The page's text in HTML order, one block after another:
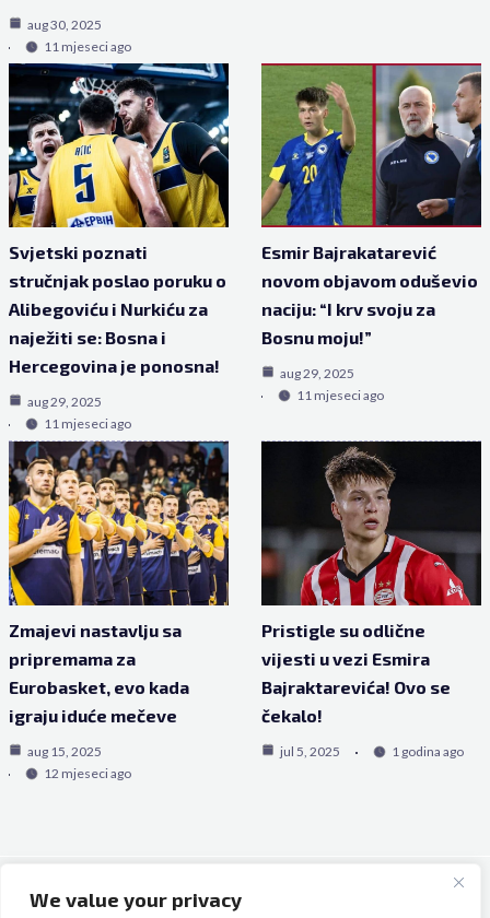
We value your privacy
aug 30, 2025
11 mjeseci ago
Svjetski poznati
stručnjak poslao poruku o
Alibegoviću i Nurkiću za
naježiti se: Bosna i
Hercegovina je ponosna!
aug 29, 2025
11 mjeseci ago
Esmir Bajrakatarević
novom objavom oduševio
naciju: “I krv svoju za
Bosnu moju!”
aug 29, 2025
11 mjeseci ago
Zmajevi nastavlju sa
pripremama za
Eurobasket, evo kada
igraju iduće mečeve
aug 15, 2025
12 mjeseci ago
Pristigle su odlične
vijesti u vezi Esmira
Bajraktarevića! Ovo se
čekalo!
jul 5, 2025 1 godina ago
Copyright © 2026 Bh Dijaspora.